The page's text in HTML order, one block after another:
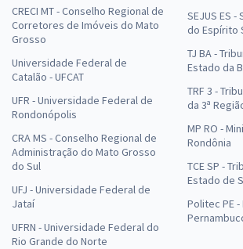
CRECI MT - Conselho Regional de
Corretores de Imóveis do Mato
Grosso
Universidade Federal de
Catalão - UFCAT
UFR - Universidade Federal de
Rondonópolis
CRA MS - Conselho Regional de
Administração do Mato Grosso
do Sul
UFJ - Universidade Federal de
Jataí
UFRN - Universidade Federal do
Rio Grande do Norte
SEJUS ES
do Espírito
TJ BA -
Estado da
TRF 3 -
da 3ª
MP RO -
Rondônia
TCE SP -
Estado de
Politec PE